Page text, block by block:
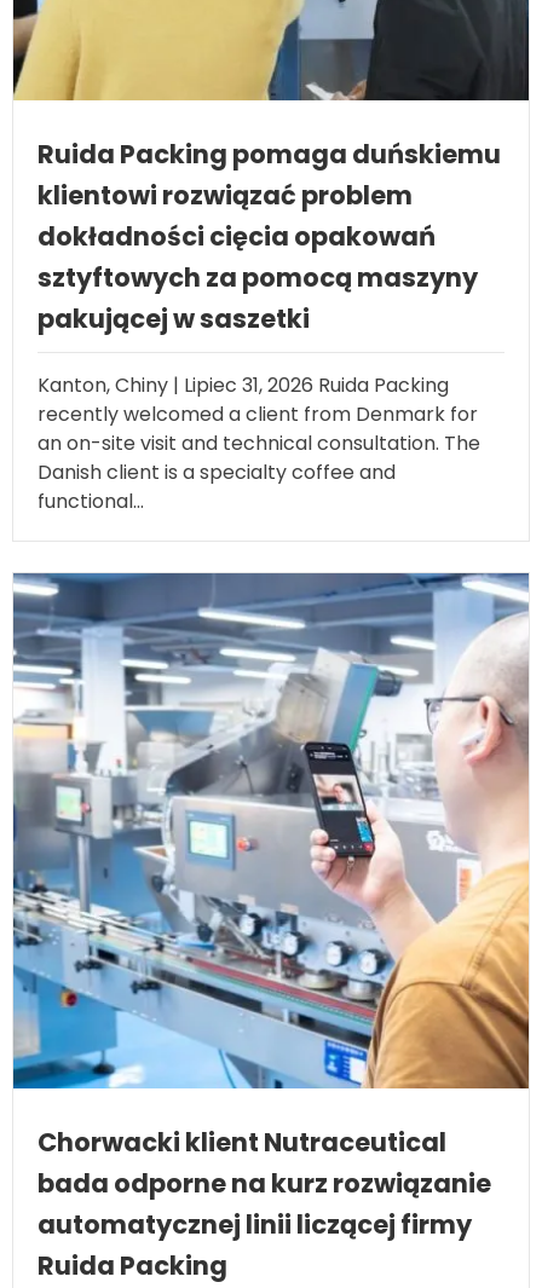
Ruida Packing pomaga duńskiemu
klientowi rozwiązać problem
dokładności cięcia opakowań
sztyftowych za pomocą maszyny
pakującej w saszetki
Kanton, Chiny | Lipiec 31, 2026 Ruida Packing
przyjęła niedawno klienta z Danii w ramach
wizyty na miejscu i konsultacji technicznych.
Duński klient to kawa speciality i funkcjonalne..
bada odporne na kurz rozwiązanie
automatycznej linii liczącej firmy
Ruida Packing